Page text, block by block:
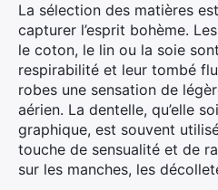
La sélection des matières
capturer l’esprit bohème.
le coton, le lin ou la soie
respirabilité et leur tombé
robes une sensation de
aérien. La dentelle, qu’elle
graphique, est souvent
touche de sensualité et de
sur les manches, les